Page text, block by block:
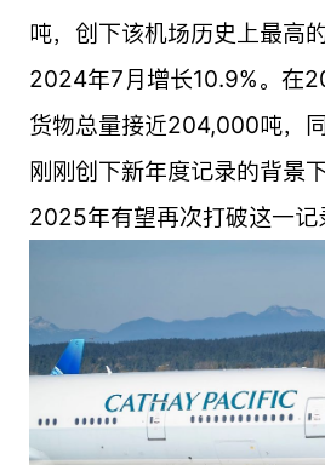
吨，创下该机场历史上最高
2024年7月增长10.9%。在
货物总量接近204,000吨，
刚刚创下新年度记录的背景
2025年有望再次打破这一记